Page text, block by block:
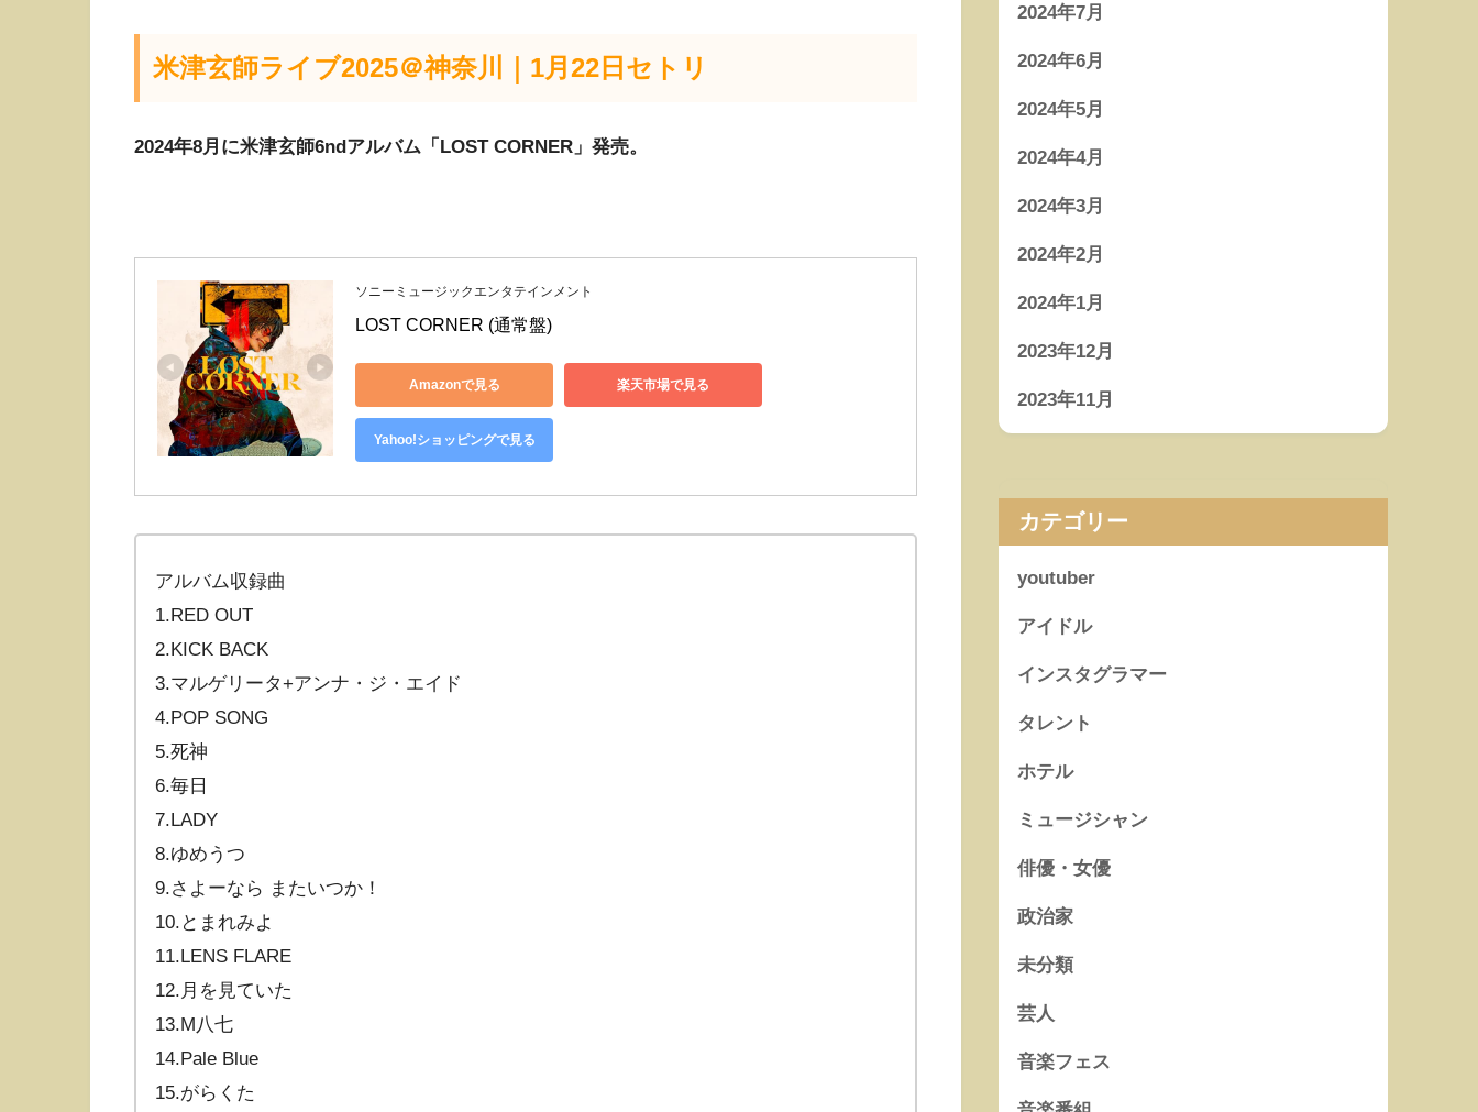
米津玄師ライブ2025＠神奈川｜1月22日セトリ
2024年8月に米津玄師6ndアルバム「LOST CORNER」発売。
ソニーミュージックエンタテインメント
LOST CORNER (通常盤)
Amazonで見る 楽天市場で見る
Yahoo!ショッピングで見る
アルバム収録曲
1.RED OUT
2.KICK BACK
3.マルゲリータ+アンナ・ジ・エイド
4.POP SONG
5.死神
6.毎日
7.LADY
8.ゆめうつ
9.さよーなら またいつか！
10.とまれみよ
11.LENS FLARE
12.月を見ていた
13.M八七
14.Pale Blue
15.がらくた
2024年7月
2024年6月
2024年5月
2024年4月
2024年3月
2024年2月
2024年1月
2023年12月
2023年11月
カテゴリー
youtuber
アイドル
インスタグラマー
タレント
ホテル
ミュージシャン
俳優・女優
政治家
未分類
芸人
音楽フェス